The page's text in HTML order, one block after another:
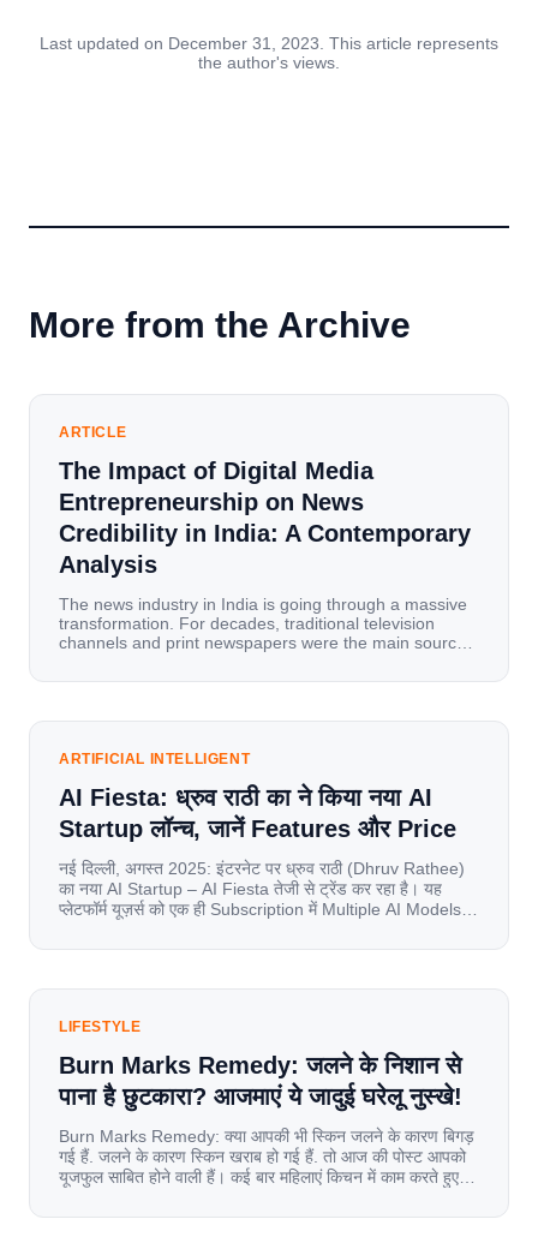
Last updated on December 31, 2023. This article represents
the author's views.
More from the Archive
ARTICLE
The Impact of Digital Media
Entrepreneurship on News
Credibility in India: A Contemporary
Analysis
The news industry in India is going through a massive
transformation. For decades, traditional television
channels and print newspapers were the main sources
mobile data, affordable smartphones, and high-speed
has become a mobile-first market where consumers
ARTIFICIAL INTELLIGENT
AI Fiesta: ध्रुव राठी का ने किया नया AI
Startup लॉन्च, जानें Features और Price
नई दिल्ली, अगस्त 2025: इंटरनेट पर ध्रुव राठी (Dhruv Rathee)
का नया AI Startup – AI Fiesta तेजी से ट्रेंड कर रहा है। यह
प्लेटफॉर्म यूज़र्स को एक ही Subscription में Multiple AI Models
यूज़र्स का जबरदस्त रिस्पॉन्स लॉन्च के तुरंत […]
LIFESTYLE
Burn Marks Remedy: जलने के निशान से
पाना है छुटकारा? आजमाएं ये जादुई घरेलू नुस्खे!
Burn Marks Remedy: क्या आपकी भी स्किन जलने के कारण बिगड़
गई हैं. जलने के कारण स्किन खराब हो गई हैं. तो आज की पोस्ट आपको
यूजफुल साबित होने वाली हैं। कई बार महिलाएं किचन में काम करते हुए
[…]